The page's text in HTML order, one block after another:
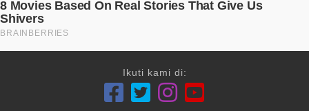
Ikuti kami di: